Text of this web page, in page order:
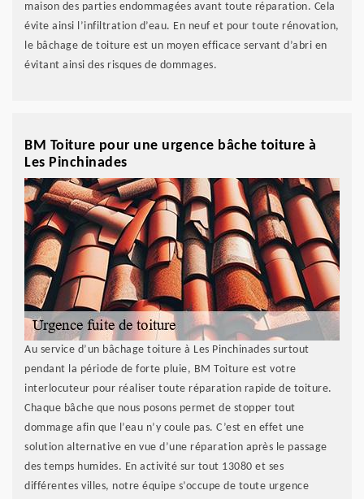
maison des parties endommagées avant toute réparation. Cela
évite ainsi l’infiltration d’eau. En neuf et pour toute rénovation,
le bâchage de toiture est un moyen efficace servant d’abri en
évitant ainsi des risques de dommages.
BM Toiture pour une urgence bâche toiture à
Les Pinchinades
Au service d’un bâchage toiture à Les Pinchinades surtout
pendant la période de forte pluie, BM Toiture est votre
interlocuteur pour réaliser toute réparation rapide de toiture.
Chaque bâche que nous posons permet de stopper tout
dommage afin que l’eau n’y coule pas. C’est en effet une
solution alternative en vue d’une réparation après le passage
des temps humides. En activité sur tout 13080 et ses
différentes villes, notre équipe s’occupe de toute urgence